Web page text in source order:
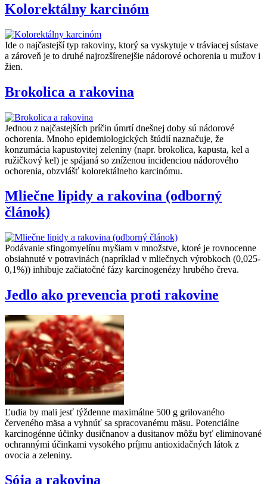
Kolorektálny karcinóm
Ide o najčastejší typ rakoviny, ktorý sa vyskytuje v tráviacej sústave
a zároveň je to druhé najrozšírenejšie nádorové ochorenia u mužov i
žien.
Brokolica a rakovina
Jednou z najčastejších príčin úmrtí dnešnej doby sú nádorové
ochorenia. Mnoho epidemiologických štúdií naznačuje, že
konzumácia kapustovitej zeleniny (napr. brokolica, kapusta, kel a
ružičkový kel) je spájaná so zníženou incidenciou nádorového
ochorenia, obzvlášť kolorektálneho karcinómu.
Mliečne lipidy a rakovina (odborný
článok)
Podávanie sfingomyelínu myšiam v množstve, ktoré je rovnocenne
obsiahnuté v potravinách (napríklad v mliečnych výrobkoch (0,025-
0,1%)) inhibuje začiatočné fázy karcinogenézy hrubého čreva.
Jedlo ako prevencia proti rakovine
Ľudia by mali jesť týždenne maximálne 500 g grilovaného
červeného mäsa a vyhnúť sa spracovanému mäsu. Potenciálne
karcinogénne účinky dusičnanov a dusitanov môžu byť eliminované
ochrannými účinkami vysokého príjmu antioxidačných látok z
ovocia a zeleniny.
Sója a rakovina